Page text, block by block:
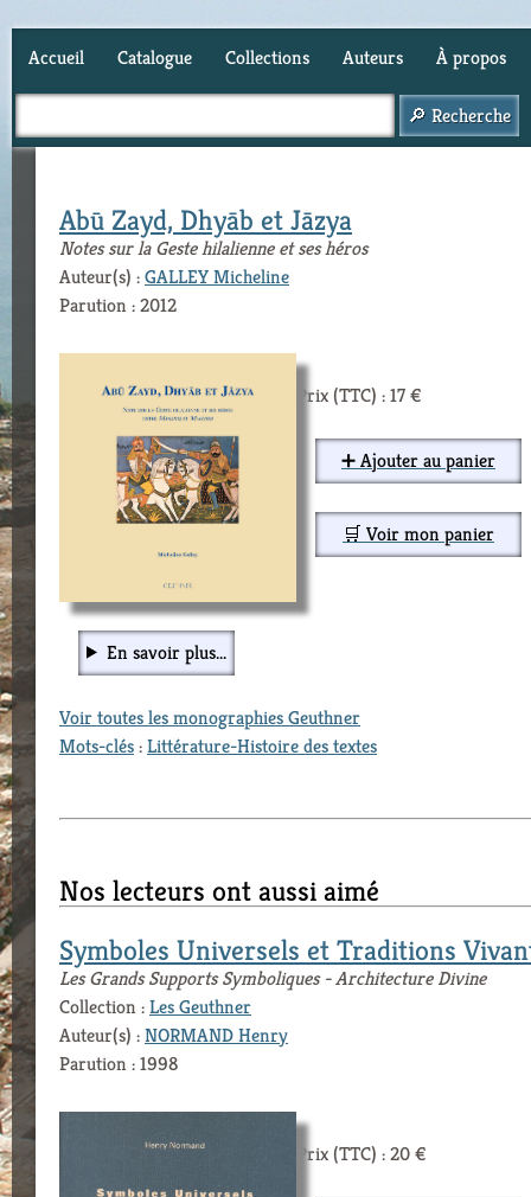
Accueil Catalogue Collections Auteurs À propos
Abū Zayd, Dhyāb et Jāzya
Notes sur la Geste hilalienne et ses héros
Auteur(s) :GALLEY Micheline
Parution : 2012
Prix (TTC) : 17 €
➕ Ajouter au panier
🛒 Voir mon panier
En savoir plus...
Voir toutes les monographies Geuthner
Mots-clés:Littérature-Histoire des textes
Nos lecteurs ont aussi aimé
Symboles Universels et Traditions
Les Grands Supports Symboliques - Architecture Divine
Collection :Les Geuthner
Auteur(s) :NORMAND Henry
Parution : 1998
Prix (TTC) : 20 €